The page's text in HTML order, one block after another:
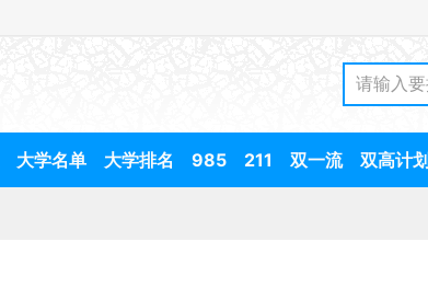
大学名单 大学排名 985 211 双一流 双高计划